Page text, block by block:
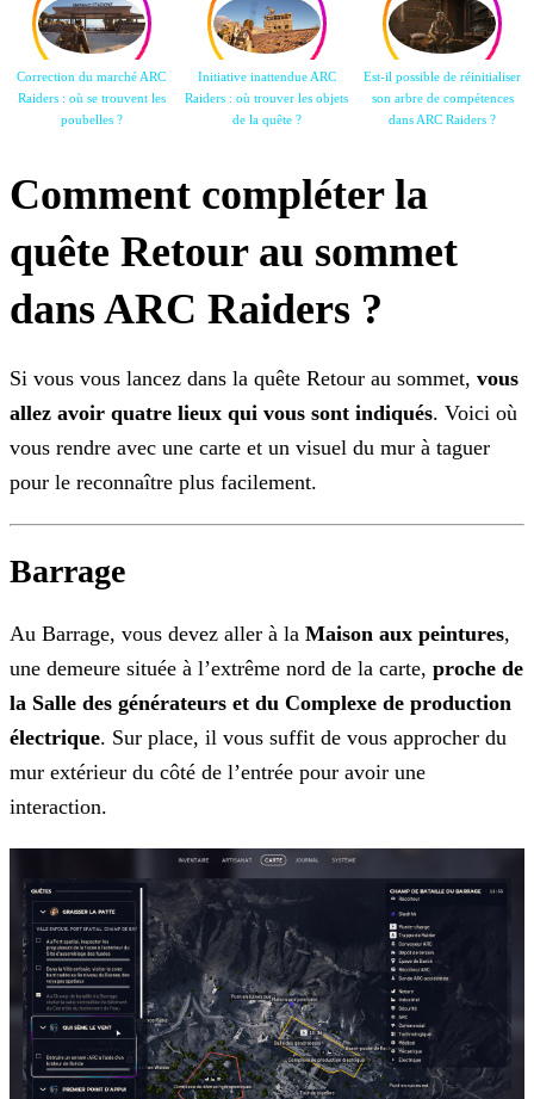
Correction du marché ARC
Raiders : où se trouvent les
poubelles ?
Initiative inattendue ARC
Raiders : où trouver les objets
de la quête ?
Est-il possible de réinitialiser
son arbre de compétences
dans ARC Raiders ?
Comment compléter la
quête Retour au sommet
dans ARC Raiders ?
Si vous vous lancez dans la quête Retour au sommet, vous
allez avoir quatre lieux qui vous sont indiqués. Voici où
vous rendre avec une carte et un visuel du mur à taguer
pour le reconnaître plus facilement.
Barrage
Au Barrage, vous devez aller à la Maison aux peintures,
une demeure située à l’extrême nord de la carte, proche de
la Salle des générateurs et du Complexe de production
électrique. Sur place, il vous suffit de vous approcher du
mur extérieur du côté de l’entrée pour avoir une
interaction.